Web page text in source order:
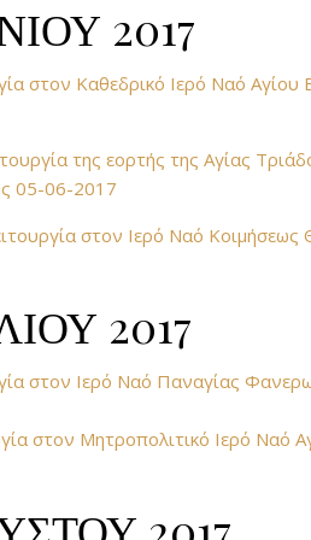
2017
στον Καθεδρικό Ιερό Ναό Αγίου
της εορτής της Αγίας
05-06-2017
στον Ιερό Ναό
2017
στον Ιερό Ναό Παναγίας
στον Μητροπολιτικό Ιερό Ναό